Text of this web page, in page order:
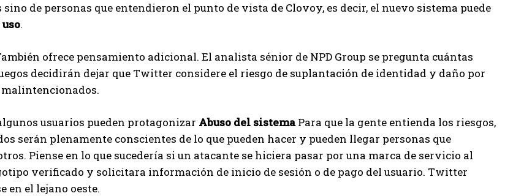
I WANT IN
Ayhan
de personas que entendieron el punto de vista de Clovoy, es decir, el nuevo sistema puede
.
ofrece pensamiento adicional. El analista sénior de NPD Group se pregunta cuántas
decidirán dejar que Twitter considere el riesgo de suplantación de identidad y daño por
usuarios pueden protagonizar Abuso del sistemaPara que la gente entienda los riesgos,
serán plenamente conscientes de lo que pueden hacer y pueden llegar personas que
Piense en lo que sucedería si un atacante se hiciera pasar por una marca de servicio al
verificado y solicitara información de inicio de sesión o de pago del usuario. Twitter
en el lejano oeste.